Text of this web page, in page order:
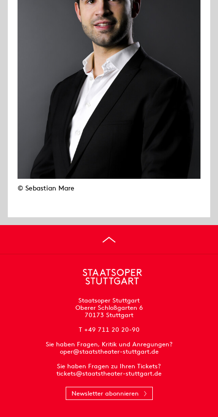
© Sebastian Mare
Staatsoper Stuttgart
Oberer Schloßgarten 6
70173 Stuttgart
T +49 711 20 20-90
Sie haben Fragen, Kritik und Anregungen?
oper@staatstheater-stuttgart.de
Sie haben Fragen zu Ihren Tickets?
tickets@staatstheater-stuttgart.de
Newsletter abonnieren